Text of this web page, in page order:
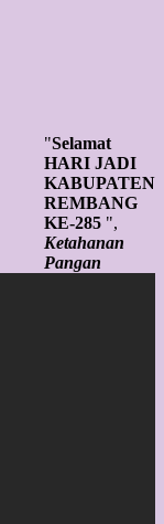
"Selamat
HARI JADI
KABUPATEN
REMBANG
KE-285 ",
Ketahanan
Pangan